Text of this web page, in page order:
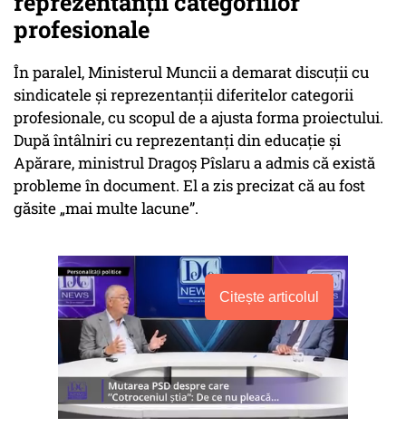
profesionale
În paralel, Ministerul Muncii a demarat discuții cu
sindicatele și reprezentanții diferitelor categorii
profesionale, cu scopul de a ajusta forma proiectului.
După întâlniri cu reprezentanți din educație și
Apărare, ministrul Dragoș Pîslaru a admis că există
probleme în document. El a zis precizat că au fost
găsite „mai multe lacune”.
Citește articolul